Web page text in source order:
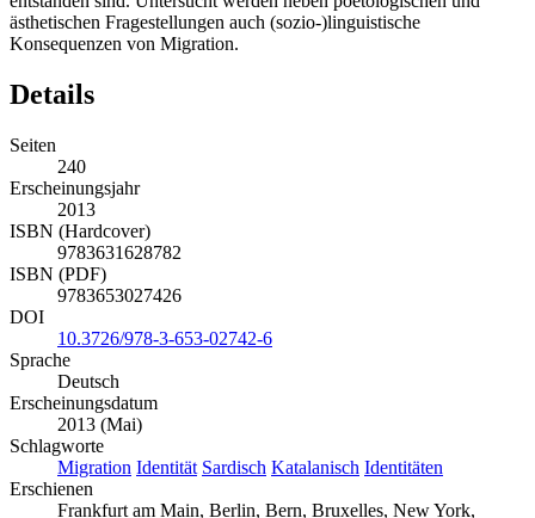
ästhetischen Fragestellungen auch (sozio-)linguistische
Konsequenzen von Migration.
Details
Seiten
240
Erscheinungsjahr
2013
ISBN (Hardcover)
9783631628782
ISBN (PDF)
9783653027426
DOI
10.3726/978-3-653-02742-6
Sprache
Deutsch
Erscheinungsdatum
2013 (Mai)
Schlagworte
Migration Identität Sardisch Katalanisch Identitäten
Erschienen
Frankfurt am Main, Berlin, Bern, Bruxelles, New York,